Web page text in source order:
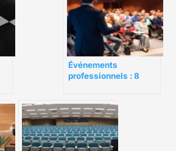
Événements
professionnels : 8